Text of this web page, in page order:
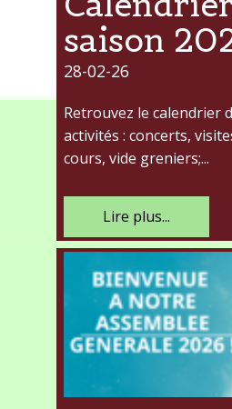
saison
28-02-26
Retrouvez le calendrier
activités : concerts,
cours, vide greniers;...
Lire plus...